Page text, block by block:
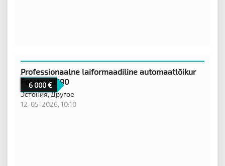
6 000
Professionaalne laiformaadiline automaatlõikur
Fotoba XL190
Эстония,Другое
12-05-2026, 10:10